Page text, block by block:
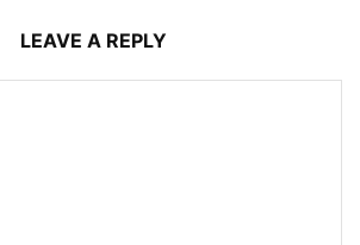
LEAVE A REPLY